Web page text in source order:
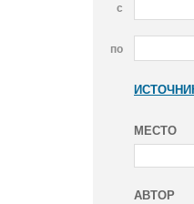
с
по
МЕСТО
АВТОР